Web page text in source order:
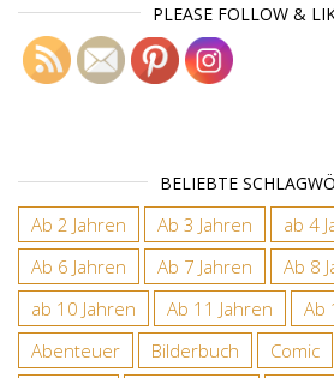
PLEASE FOLLOW &
BELIEBTE
Ab 2 Jahren Ab 3 Jahren ab 4
Ab 6 Jahren
Ab 7 Jahren Ab 8
ab 10 Jahren
Ab 11 Jahren
Ab
Abenteuer
Bilderbuch Comic